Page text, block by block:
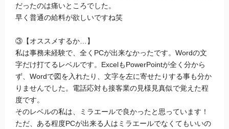
だったのは痛いところでした。
早く普通の給料が欲しいですね笑
③【オススメするか…】
私は事務未経験で、全くPCが出来なかったです。Wordの文
字だけ打てるレベルです。ExcelもPowerPointが全く分から
ず、Wordで図を入れたり、文字を左に寄せたりする事も分か
りませんでした。電話応対も接客業の見様見真似で覚えた程
度です。
そのレベルの私は、ミラエールで良かったと思っています！
ただ、ある程度PCが出来る人はミラエールでなくてもいいの